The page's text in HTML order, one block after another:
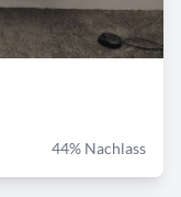
44% Nachlass